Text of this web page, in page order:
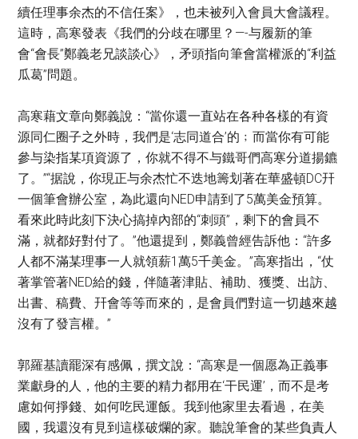
續任理事余杰的不信任案》，也未被列入會員大會議程。
這時，高寒發表《我們的分歧在哪里？—-与履新的筆
會“會長”鄭義老兄談談心》，矛頭指向筆會當權派的“利益
瓜葛”問題。
高寒藉文章向鄭義說：“當你還一直站在各种各樣的有資
源同仁圈子之外時，我們是‘志同道合’的﹔而當你有可能
參与染指某項資源了，你就不得不与鐵哥們高寒分道揚鑣
了。”“据說，你現正与余杰忙不迭地籌划著在華盛頓DC幵
一個筆會辦公室，為此還向NED申請到了5萬美金預算。
看來此時此刻下決心搞掉內部的“刺頭”，剩下的會員不
滿，就都好對付了。”他還提到，鄭義曾經告訴他：“許多
人都不滿某理事一人就領薪1萬5千美金。”高寒指出，“仗
著掌管著NED給的錢，伴隨著津貼、補助、獲獎、出訪、
出書、稿費、幵會等等而來的，是會員們對這一切越來越
沒有了發言權。”
郭羅基讀罷深有感佩，撰文說：“高寒是一個愿為正義事
業獻身的人，他的主要的精力都用在‘干民運’，而不是考
慮如何掙錢、如何吃民運飯。我到他家里去看過，在美
國，我還沒有見到這樣破爛的家。聽說筆會的某些負責人